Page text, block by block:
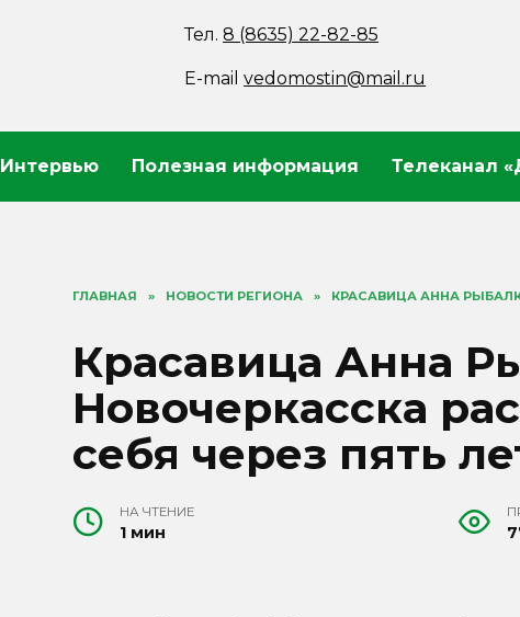
Тел.8 (8635) 22-82-85
E-mailvedomostin@mail.ru
Интервью Полезная информация Телеканал
ГЛАВНАЯ » НОВОСТИ РЕГИОНА » КРАСАВИЦА АННА
Красавица Анна
Новочеркасска
себя через пять
НА ЧТЕНИЕ
1 мин